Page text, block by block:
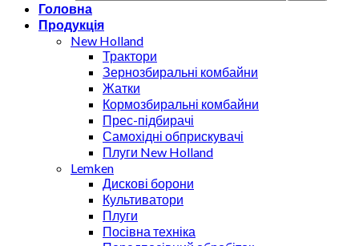
Головна
Продукція
New Holland
Трактори
Зернозбиральні комбайни
Жатки
Кормозбиральні комбайни
Прес-підбирачі
Самохідні обприскувачі
Плуги New Holland
Lemken
Дискові борони
Культиватори
Плуги
Посівна техніка